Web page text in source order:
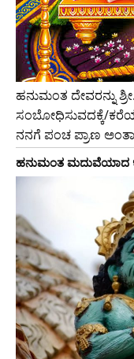
ಹನುಮಂತ ದೇವರನ್ನು
ಸಂಬೋಧಿಸುವದಕ್ಕೆ/
ನನಗೆ ಪಂಚ ಪ್ರಾಣ
ಹನುಮಂತ ಮದುವೆಯಾದ